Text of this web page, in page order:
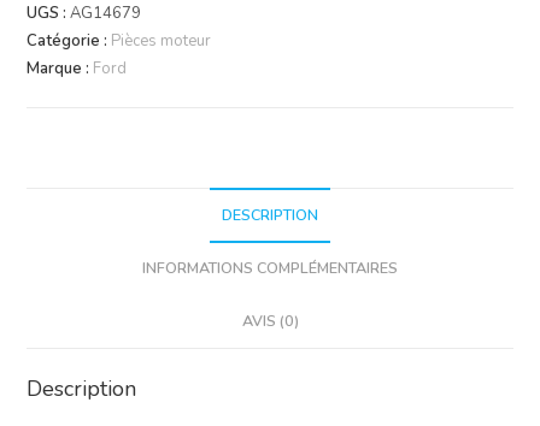
segments
UGS :AG14679
Catégorie : Pièces moteur
Marque : Ford
DESCRIPTION
INFORMATIONS COMPLÉMENTAIRES
AVIS (0)
Description